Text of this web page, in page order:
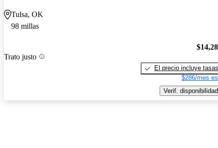
Tulsa, OK
98 millas
Trato justo
El precio incluye tasas
$286/mes
Verif. disponibilidad